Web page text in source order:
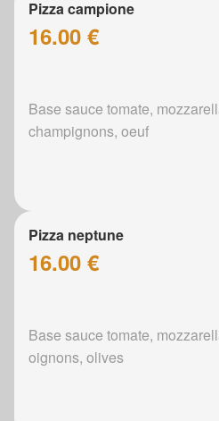
Pizza campione
16.00 €
Base sauce tomate,
champignons, oeuf
Pizza neptune
16.00 €
Base sauce tomate,
oignons, olives